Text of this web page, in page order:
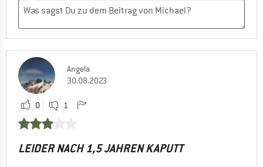
Angela
30.08.2023
0 1
LEIDER NACH 1,5 JAHREN KAPUTT